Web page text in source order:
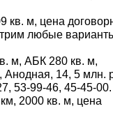
кв. м, цена
любые
м, АБК 280 кв. м,
Анодная, 14, 5 млн.
53-99-46, 45-45-00.
2000 кв. м, цена